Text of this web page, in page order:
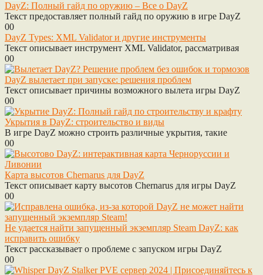
DayZ: Полный гайд по оружию – Все о DayZ
Текст предоставляет полный гайд по оружию в игре DayZ
00
DayZ Types: XML Validator и другие инструменты
Текст описывает инструмент XML Validator, рассматривая
00
DayZ вылетает при запуске: решения проблем
Текст описывает причины возможного вылета игры DayZ
00
Укрытия в DayZ: строительство и виды
В игре DayZ можно строить различные укрытия, такие
00
Карта высотов Chernarus для DayZ
Текст описывает карту высотов Chernarus для игры DayZ
00
Не удается найти запущенный экземпляр Steam DayZ: как
исправить ошибку
Текст рассказывает о проблеме с запуском игры DayZ
00